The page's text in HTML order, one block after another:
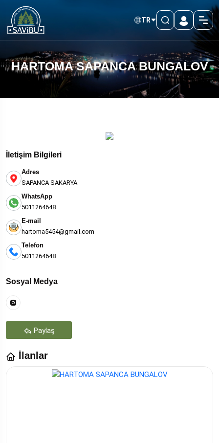
TR
HARTOMA SAPANCA BUNGALOV
İletişim Bilgileri
Adres
SAPANCA SAKARYA
WhatsApp
5011264648
E-mail
hartoma5454@gmail.com
Telefon
5011264648
Sosyal Medya
Paylaş
İlanlar